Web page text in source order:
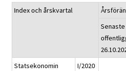
Index och årskvartal
Senaste
Statsekonomin
I/2020